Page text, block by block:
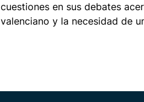
cuestiones en sus debates
valenciano y la necesidad de